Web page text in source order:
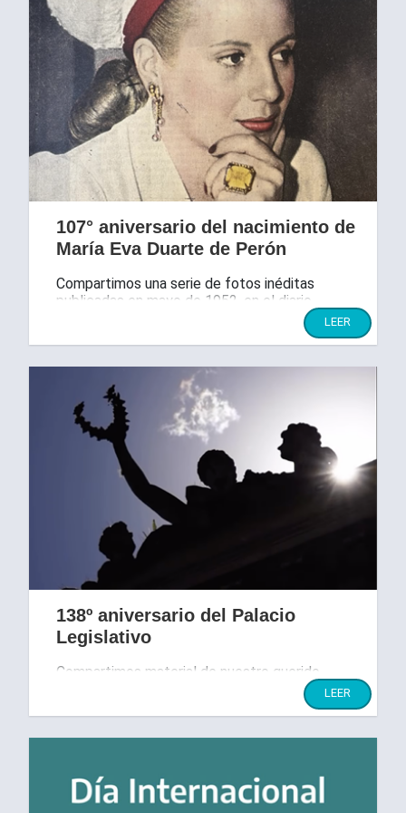
107° aniversario del nacimiento de
María Eva Duarte de Perón
Compartimos una serie de fotos inéditas
publicadas en mayo de 1952, en el diario
LEER
138º aniversario del Palacio
Legislativo
Compartimos material de nuestro querido
LEER